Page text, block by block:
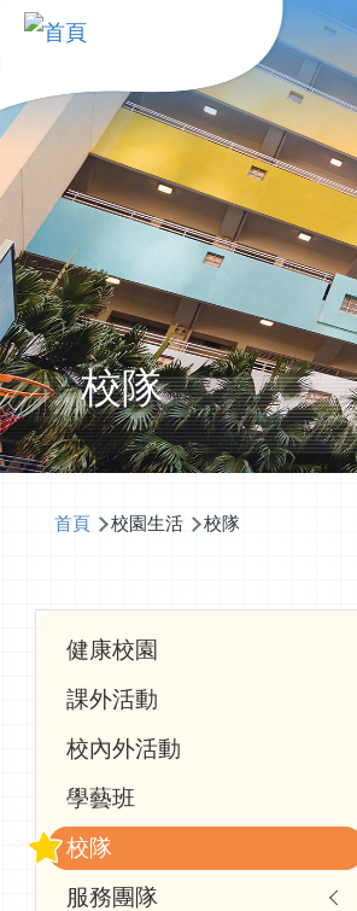
移至主內容
校隊
導
結
首頁 校園生活 校隊
Main
navigation
健康校園
課外活動
校內外活動
學藝班
校隊
服務團隊